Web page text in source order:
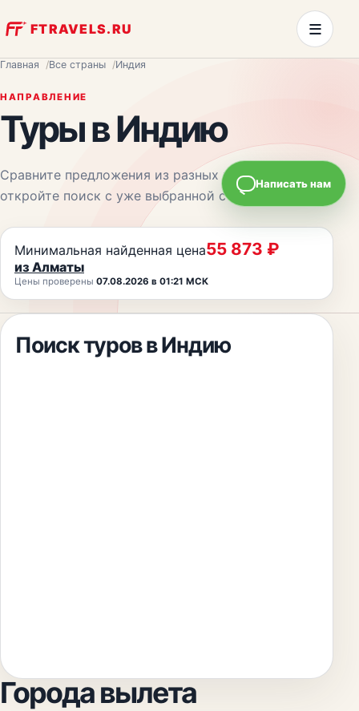
FTRAVELS.RU ≡
Главная Все страны Индия
НАПРАВЛЕНИЕ
Турыв Индию
Сравните предложения из разных городов и
откройте поиск с уже выбранной страной.
Минимальная найденная цена55 873 ₽
из Алматы
Цены проверены 07.08.2026 в 01:21 МСК
Поиск туровв Индию
Города вылета
Написать нам